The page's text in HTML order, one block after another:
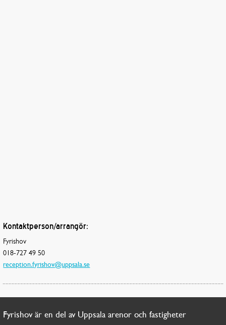
Kontaktperson/arrangör:
Fyrishov
018-727 49 50
reception.fyrishov@uppsala.se
Fyrishov är en del av Uppsala arenor och fastigheter